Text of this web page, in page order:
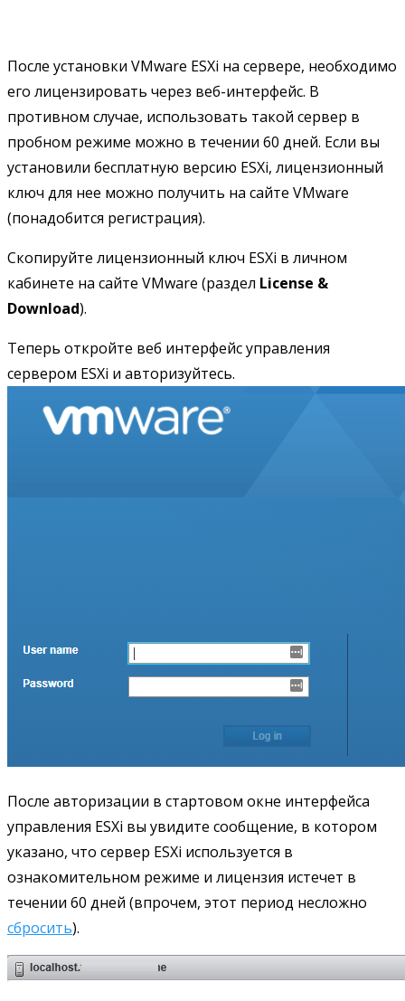
После установки VMware ESXi на сервере, необходимо
его лицензировать через веб-интерфейс. В
противном случае, использовать такой сервер в
пробном режиме можно в течении 60 дней. Если вы
установили бесплатную версию ESXi, лицензионный
ключ для нее можно получить на сайте VMware
(понадобится регистрация).
Скопируйте лицензионный ключ ESXi в личном
кабинете на сайте VMware (раздел License &
Download).
Теперь откройте веб интерфейс управления
сервером ESXi и авторизуйтесь.
После авторизации в стартовом окне интерфейса
управления ESXi вы увидите сообщение, в котором
указано, что сервер ESXi используется в
ознакомительном режиме и лицензия истечет в
течении 60 дней (впрочем, этот период несложно
сбросить).